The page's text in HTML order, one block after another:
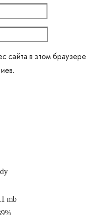
сайта в этом браузере
mb